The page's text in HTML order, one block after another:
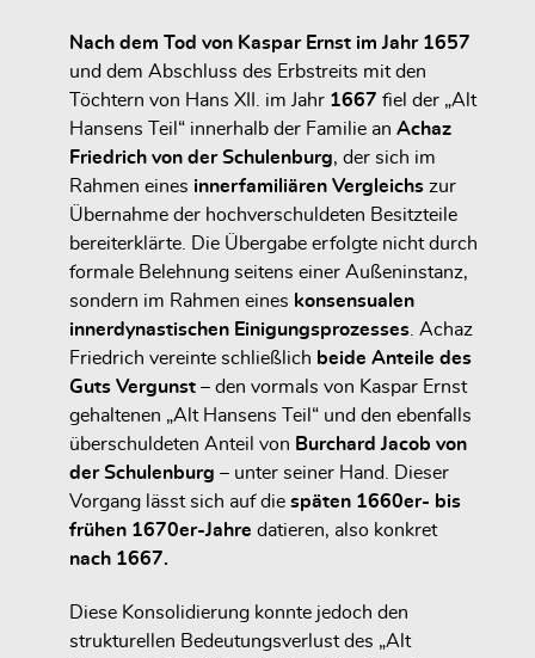
Nach dem Tod von Kaspar Ernst im Jahr 1657
und dem Abschluss des Erbstreits mit den
Töchtern von Hans XII. im Jahr 1667 fiel der „Alt
Hansens Teil“ innerhalb der Familie an Achaz
Friedrich von der Schulenburg, der sich im
Rahmen eines innerfamiliären Vergleichs zur
Übernahme der hochverschuldeten Besitzteile
bereiterklärte. Die Übergabe erfolgte nicht durch
formale Belehnung seitens einer Außeninstanz,
sondern im Rahmen eines konsensualen
innerdynastischen Einigungsprozesses . Achaz
Friedrich vereinte schließlich beide Anteile des
Guts Vergunst – den vormals von Kaspar Ernst
gehaltenen „Alt Hansens Teil“ und den ebenfalls
überschuldeten Anteil von Burchard Jacob von
der Schulenburg – unter seiner Hand. Dieser
Vorgang lässt sich auf die späten 1660er- bis
frühen 1670er-Jahre datieren, also konkret
nach 1667.
Diese Konsolidierung konnte jedoch den
strukturellen Bedeutungsverlust des „Alt